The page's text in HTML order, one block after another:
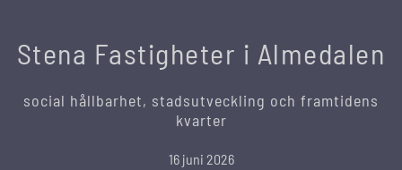
Stena Fastigheter i Almedalen
social hållbarhet, stadsutveckling och framtidens
kvarter
16 juni 2026